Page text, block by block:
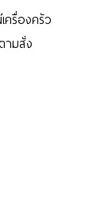
ครื่องครัว
ามสั่ง